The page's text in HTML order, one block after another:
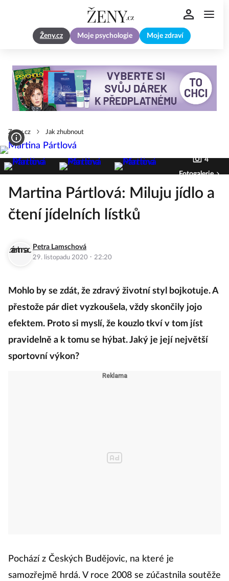
Ženy.cz Moje psychologie Moje zdraví
Zeny.cz Jak zhubnout
4
Fotogalerie
Martina Pártlová: Miluju jídlo a
čtení jídelních lístků
Petra Lamschová
29. listopadu 2020 · 22:20
Mohlo by se zdát, že zdravý životní styl bojkotuje. A
přestože pár diet vyzkoušela, vždy skončily jojo
efektem. Proto si myslí, že kouzlo tkví v tom jíst
pravidelně a k tomu se hýbat. Jaký je její největší
sportovní výkon?
Pochází z Českých Budějovic, na které je
samozřejmě hrdá. V roce 2008 se zúčastnila soutěže